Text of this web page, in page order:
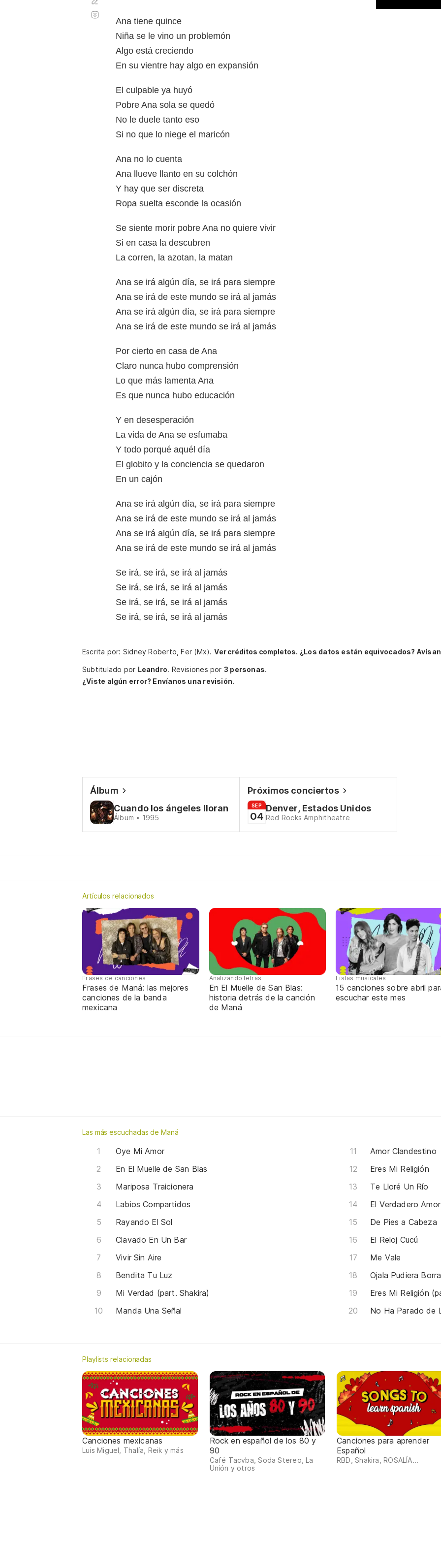
Ana tiene quince
Niña se le vino un problemón
Algo está creciendo
En su vientre hay algo en expansión
El culpable ya huyó
Pobre Ana sola se quedó
No le duele tanto eso
Si no que lo niege el maricón
Ana no lo cuenta
Ana llueve llanto en su colchón
Y hay que ser discreta
Ropa suelta esconde la ocasión
Se siente morir pobre Ana no quiere vivir
Si en casa la descubren
La corren, la azotan, la matan
Ana se irá algún día, se irá para siempre
Ana se irá de este mundo se irá al jamás
Ana se irá algún día, se irá para siempre
Ana se irá de este mundo se irá al jamás
Por cierto en casa de Ana
Claro nunca hubo comprensión
Lo que más lamenta Ana
Es que nunca hubo educación
Y en desesperación
La vida de Ana se esfumaba
Y todo porqué aquél día
El globito y la conciencia se quedaron
En un cajón
Ana se irá algún día, se irá para siempre
Ana se irá de este mundo se irá al jamás
Ana se irá algún día, se irá para siempre
Ana se irá de este mundo se irá al jamás
Se irá, se irá, se irá al jamás
Se irá, se irá, se irá al jamás
Se irá, se irá, se irá al jamás
Se irá, se irá, se irá al jamás
automático
Escrita por: Sidney Roberto, Fer (Mx). Ver créditos completos. ¿Los datos están equivocados?
Subtitulado por Leandro. Revisiones por 3 personas.
¿Viste algún error? Envíanos una revisión.
Álbum
Cuando los ángeles lloran
Álbum • 1995
Próximos conciertos
SEP
04
Denver, Estados Unidos
Red Rocks Amphitheatre
Artículos relacionados
Frases de canciones
Frases de Maná: las mejores
canciones de la banda
mexicana
Analizando letras
En El Muelle de San Blas:
historia detrás de la canción
de Maná
Listas musicales
15 canciones sobre abril
escuchar este mes
Las más escuchadas de Maná
Oye Mi Amor
En El Muelle de San Blas
Mariposa Traicionera
Labios Compartidos
Rayando El Sol
Clavado En Un Bar
Vivir Sin Aire
Bendita Tu Luz
Mi Verdad (part. Shakira)
Manda Una Señal
Amor Clandestino
Eres Mi Religión
Te Lloré Un Río
El Verdadero
De Pies a Cabeza
El Reloj Cucú
Me Vale
Ojala Pudiera
Eres Mi Religión
No Ha Parado de
Playlists relacionadas
Canciones mexicanas
Luis Miguel, Thalía, Reik y más
Rock en español de los 80 y
90
Café Tacvba, Soda Stereo, La
Unión y otros
Canciones para aprender
Español
RBD, Shakira, ROSALÍA...